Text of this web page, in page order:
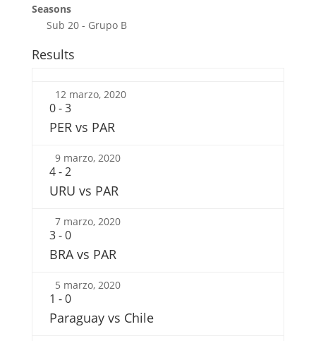
Seasons
Sub 20 - Grupo B
Results
12 marzo, 2020
0-3
PER vs PAR
9 marzo, 2020
4-2
URU vs PAR
7 marzo, 2020
3-0
BRA vs PAR
5 marzo, 2020
1 -0
Paraguay vs Chile